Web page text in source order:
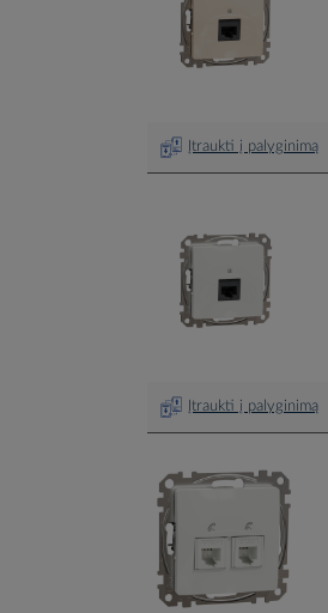
Įtraukti į palyginimą
Įtraukti į palyginimą